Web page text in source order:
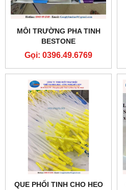
MÔI TRƯỜNG PHA TINH
BESTONE
Gọi: 0396.49.6769
QUE PHỐI TINH CHO HEO